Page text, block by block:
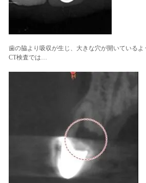
歯の脇より吸収が生じ、大きな穴が開いているよ
CT検査では…